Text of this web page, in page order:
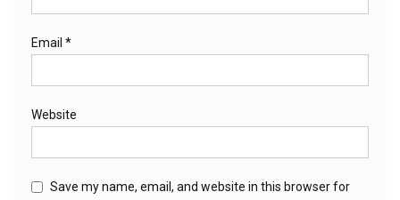
Email *
Website
Save my name, email, and website in this browser for